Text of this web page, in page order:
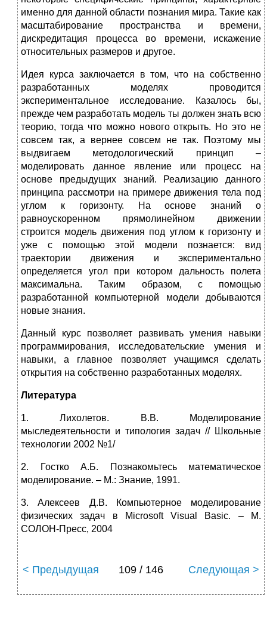
именно для данной области познания мира. Такие как
масштабирование пространства и времени,
дискредитация процесса во времени, искажение
относительных размеров и другое.
Идея курса заключается в том, что на собственно
разработанных моделях проводится
экспериментальное исследование. Казалось бы,
прежде чем разработать модель ты должен знать всю
теорию, тогда что можно нового открыть. Но это не
совсем так, а вернее совсем не так. Поэтому мы
выдвигаем методологический принцип –
моделировать данное явление или процесс на
основе предыдущих знаний. Реализацию данного
принципа рассмотри на примере движения тела под
углом к горизонту. На основе знаний о
равноускоренном прямолинейном движении
строится модель движения под углом к горизонту и
уже с помощью этой модели познается: вид
траектории движения и экспериментально
определяется угол при котором дальность полета
максимальна. Таким образом, с помощью
разработанной компьютерной модели добываются
новые знания.
Данный курс позволяет развивать умения навыки
программирования, исследовательские умения и
навыки, а главное позволяет учащимся сделать
открытия на собственно разработанных моделях.
Литература
1. Лихолетов. В.В. Моделирование
мыследеятельности и типология задач // Школьные
технологии 2002 №1/
2. Гостко А.Б. Познакомьтесь математическое
моделирование. – М.: Знание, 1991.
3. Алексеев Д.В. Компьютерное моделирование
физических задач в Microsoft Visual Basic. – M.
СОЛОН-Пресс, 2004
< Предыдущая 109 / 146 Следующая >